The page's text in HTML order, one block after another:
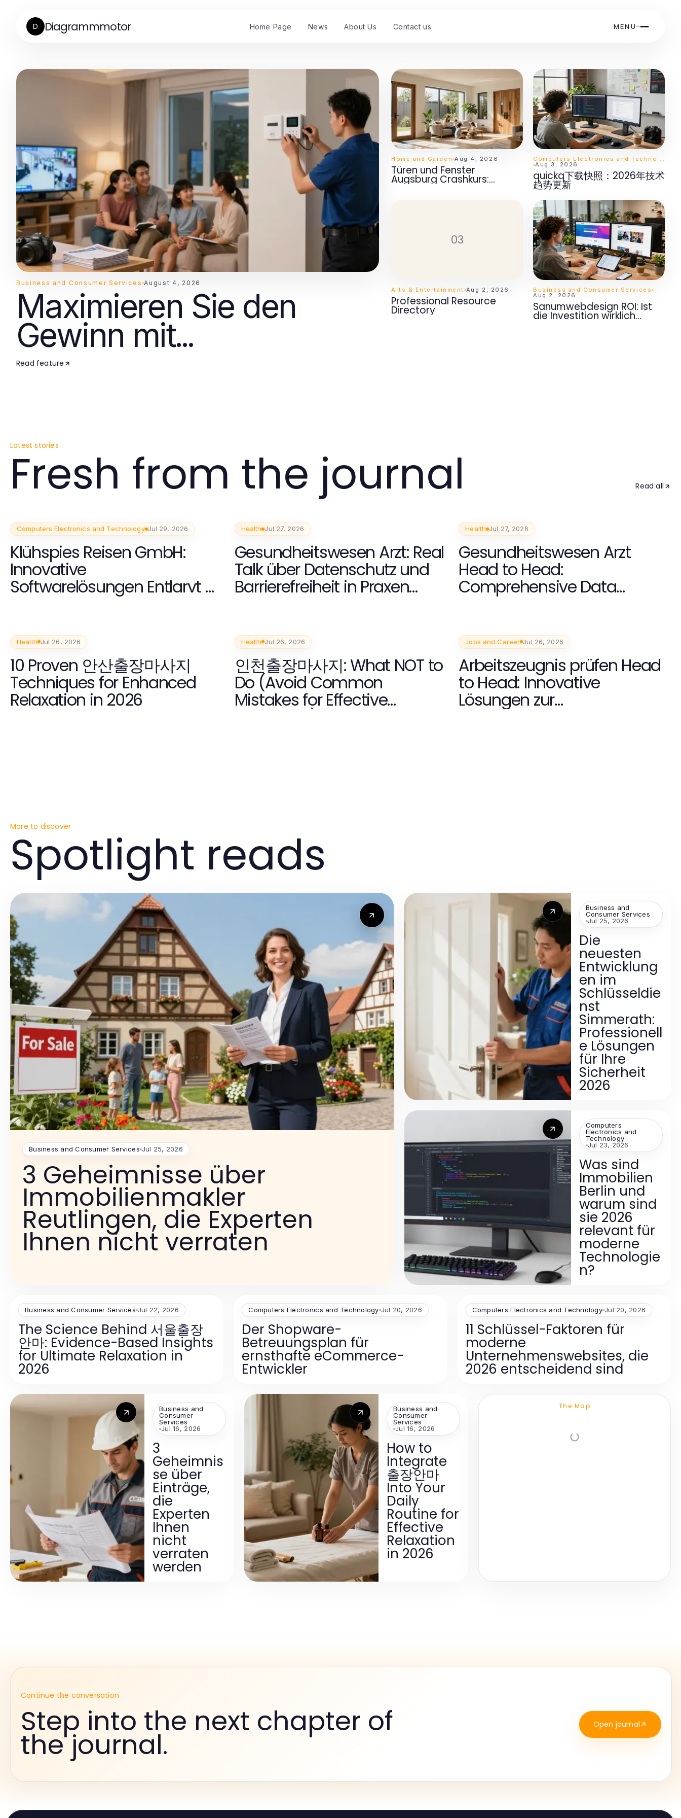
D Diagrammmotor Home Page News About Us Contact us MENU
Business and Consumer Services August 4, 2026
Maximieren Sie den
Gewinn mit
Einbruchschutz Hamburg
im Zuhause
Read feature
Home and Garden Aug 4, 2026
Türen und Fenster
Augsburg Crashkurs:
Meistere die Grundlagen
Computers Electronics and Technology
Aug 3, 2026
quickq下载快照：2026年技术
趋势更新
03
Arts & Entertainment Aug 2, 2026
Professional Resource
Directory
Business and Consumer Services
Aug 2, 2026
Sanumwebdesign ROI: Ist
die Investition wirklich
Latest stories
Fresh from the journal Read all
Computers Electronics and Technology Jul 29, 2026
Klühspies Reisen GmbH:
Innovative
Softwarelösungen Entlarvt –
Die Wahrheit über 2026
Health Jul 27, 2026
Gesundheitswesen Arzt: Real
Talk über Datenschutz und
Barrierefreiheit in Praxen
Health Jul 27, 2026
Gesundheitswesen Arzt
Head to Head:
Comprehensive Data
Protection Strategies for
Health Jul 26, 2026
10 Proven 안산출장마사지
Techniques for Enhanced
Relaxation in 2026
Health Jul 26, 2026
인천출장마사지: What NOT to
Do (Avoid Common
Mistakes for Effective
Relaxation)
Jobs and Career Jul 26, 2026
Arbeitszeugnis prüfen Head
to Head: Innovative
Lösungen zur
Dokumentenprüfung
More to discover
Spotlight reads
Business and Consumer Services Jul 25, 2026
3 Geheimnisse über
Immobilienmakler
Reutlingen, die Experten
Ihnen nicht verraten
Business and
Consumer Services
Jul 25, 2026
Die
neuesten
Entwicklung
en im
Schlüsseldie
nst
Simmerath:
Professionell
e Lösungen
für Ihre
Sicherheit
2026
Computers
Electronics and
Technology
Jul 23, 2026
Was sind
Immobilien
Berlin und
warum sind
sie 2026
relevant für
moderne
Technologie
n?
Business and Consumer Services Jul 22, 2026
The Science Behind 서울출장
안마: Evidence-Based Insights
for Ultimate Relaxation in
2026
Computers Electronics and Technology Jul 20, 2026
Der Shopware-
Betreuungsplan für
ernsthafte eCommerce-
Entwickler
Computers Electronics and Technology Jul 20, 2026
11 Schlüssel-Faktoren für
moderne
Unternehmenswebsites, die
2026 entscheidend sind
Business and
Consumer
Services
Jul 16, 2026
3
Geheimnis
se über
Einträge,
die
Experten
Ihnen
nicht
verraten
werden
Business and
Consumer
Services
Jul 16, 2026
How to
Integrate
출장안마
Into Your
Daily
Routine for
Effective
Relaxation
in 2026
The Map
Continue the conversation
Step into the next chapter of
the journal.
Open journal